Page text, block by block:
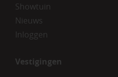
Showtuin
Nieuws
Inloggen
Vestigingen